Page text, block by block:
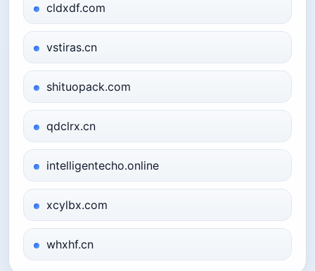
cldxdf.com
vstiras.cn
shituopack.com
qdclrx.cn
intelligentecho.online
xcylbx.com
whxhf.cn